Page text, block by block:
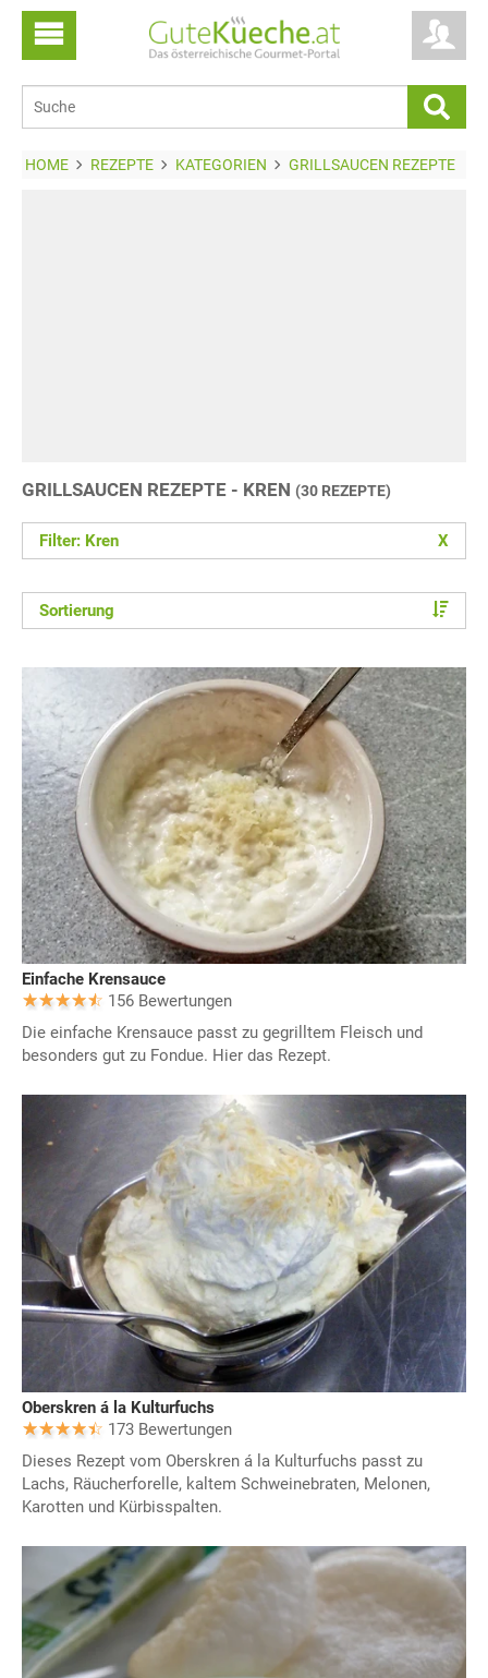
HOME REZEPTE KATEGORIEN GRILLSAUCEN REZEPTE
GRILLSAUCEN REZEPTE - KREN (30 REZEPTE)
Filter: Kren X
Sortierung
Einfache Krensauce
156 Bewertungen
Die einfache Krensauce passt zu gegrilltem Fleisch und
besonders gut zu Fondue. Hier das Rezept.
Oberskren á la Kulturfuchs
173 Bewertungen
Dieses Rezept vom Oberskren á la Kulturfuchs passt zu
Lachs, Räucherforelle, kaltem Schweinebraten, Melonen,
Karotten und Kürbisspalten.